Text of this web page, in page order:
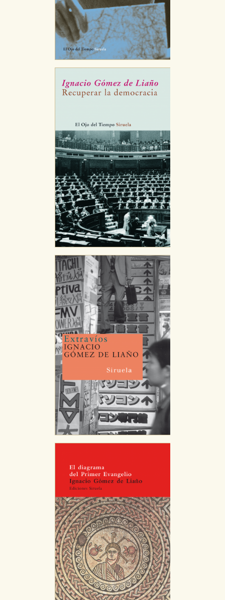
CONFIGURACIÓN DE COOKIES
HABILITAR TODO RECHAZAR TODO
Cookies necesarias
Estas cookies son necesarias para que nuestro sitio
áreas de nuestra web dejen de funcionar
correctamente.
Cookies de rendimiento y analíticas
Estas cookies se utilizan para mejorar su experiencia
de navegación y optimizar el funcionamiento de
nuestro sitio web. Almacenan configuraciones de
servicios para que no tenga que reconfigurarlos cada
vez que nos visita. La información es agregada y, por lo
tanto, es anónima.
Cookies de publicidad y redes sociales
Estas cookies son gestionadas por nuestros socios
publicitarios y se utilizan para mostrar publicidad
relevante para sus intereses en otros sitios. No
almacenan directamente información personal sino
navegador y dispositivo de internet.
GUARDAR CONFIGURACIÓN
Puede consultar nuestrapolítica de cookies